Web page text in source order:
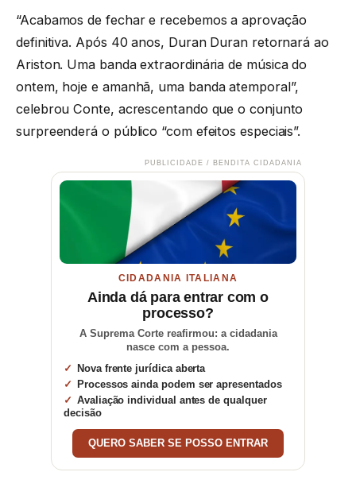
“Acabamos de fechar e recebemos a aprovação
definitiva. Após 40 anos, Duran Duran retornará ao
Ariston. Uma banda extraordinária de música do
ontem, hoje e amanhã, uma banda atemporal”,
celebrou Conte, acrescentando que o conjunto
surpreenderá o público “com efeitos especiais”.
PUBLICIDADE / BENDITA CIDADANIA
CIDADANIA ITALIANA
Ainda dá para entrar com o
processo?
A Suprema Corte reafirmou: a cidadania
nasce com a pessoa.
Nova frente jurídica aberta
Processos ainda podem ser apresentados
Avaliação individual antes de qualquer
decisão
QUERO SABER SE POSSO ENTRAR